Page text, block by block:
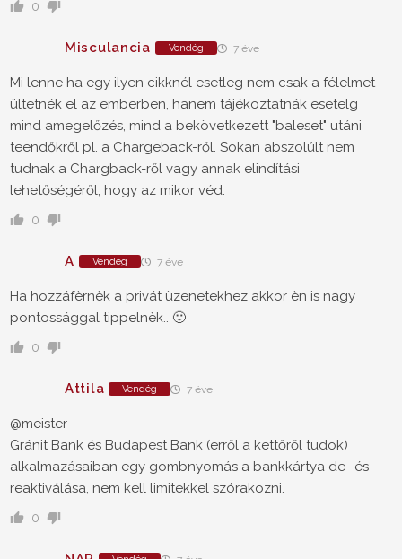
0
Misculancia Vendég 7 éve
Mi lenne ha egy ilyen cikknél esetleg nem csak a félelmet
ültetnék el az emberben, hanem tájékoztatnák esetelg
mind amegelőzés, mind a bekövetkezett "baleset" utáni
teendőkről pl. a Chargeback-ről. Sokan abszolúlt nem
tudnak a Chargback-ről vagy annak elindítási
lehetőségéről, hogy az mikor véd.
0
A Vendég 7 éve
Ha hozzáfèrnèk a privát üzenetekhez akkor èn is nagy
pontossággal tippelnèk.. 🙂
0
Attila Vendég 7 éve
@meister
Gránit Bank és Budapest Bank (erről a kettőről tudok)
alkalmazásaiban egy gombnyomás a bankkártya de- és
reaktiválása, nem kell limitekkel szórakozni.
0